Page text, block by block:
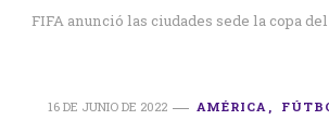
FIFA anunció las ciudades sede la copa
16 DE JUNIO DE 2022 AMÉRICA